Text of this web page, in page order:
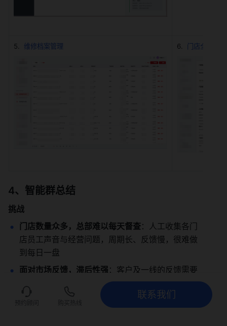
维修档案管理 门店全息档
4、智能群总结
挑战
门店数量众多，总部难以每天督查：人工收集各门
店员工声音与经营问题，周期长、反馈慢，很难做
到每日一盘
面对市场反馈，滞后性强 ：客户及一线的反馈需要
层层传递再到总部，难以及时发现门店的经营风险
与市场机会，错过最佳的经营周期
联系我们
预约顾问 购买热线
联系我们